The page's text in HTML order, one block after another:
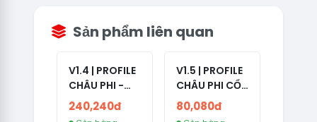
Sản phẩm liên quan
V1.4 | PROFILE
CHÂU PHI -
ETHIOPIA CỔ -
NO 2FA -
240,240đ
V1.5 | PROFILE
CHÂU PHI CỔ
- NO 2FA -
LẪN 2024 -
80,080đ